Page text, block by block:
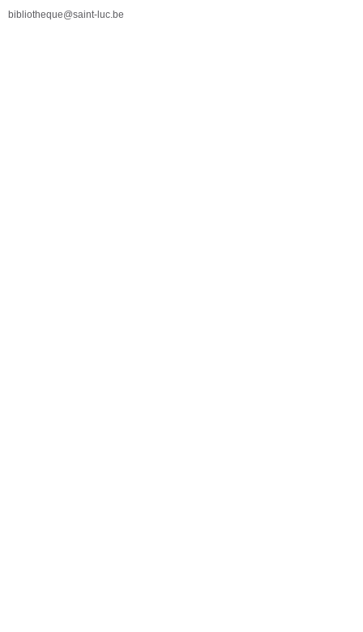
bibliotheque@saint-luc.be